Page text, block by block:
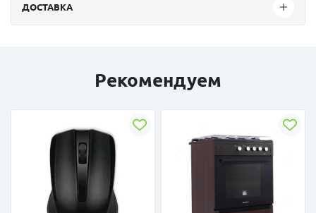
ДОСТАВКА
Рекомендуем